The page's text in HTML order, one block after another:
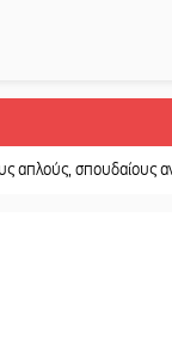
σπουδαίους